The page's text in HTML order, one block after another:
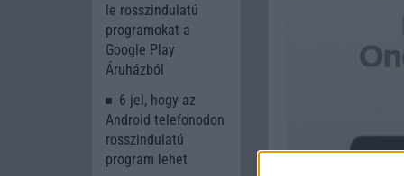
le rosszindulatú
programokat a
Google Play
Áruházból
6 jel, hogy az
Android telefonodon
rosszindulatú
program lehet